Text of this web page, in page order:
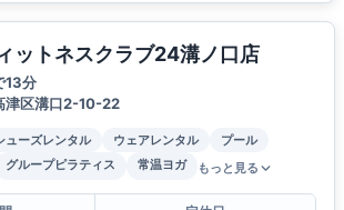
ットネスクラブ24溝ノ口店
13分
津区溝口2-10-22
ューズレンタル ウェアレンタル
プール
グループピラティス 常温ヨガ もっと見る